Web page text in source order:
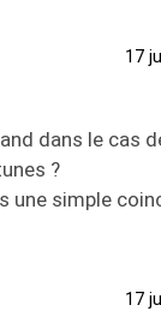
17
dans le cas
?
une simple
17